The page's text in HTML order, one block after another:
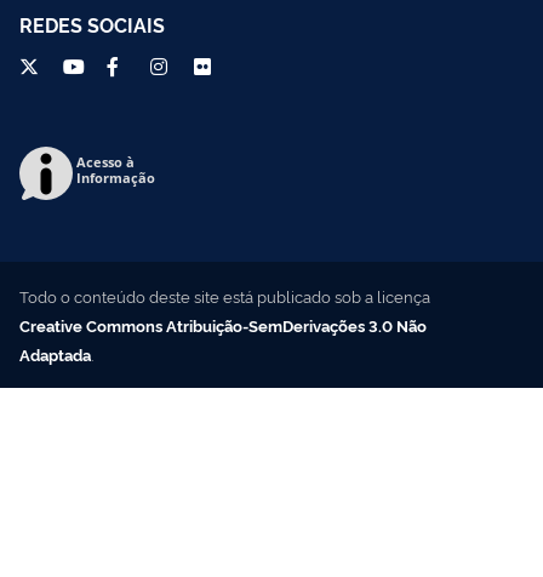
REDES SOCIAIS
Acesso à
Informação
Todo o conteúdo deste site está publicado sob a licença
Creative Commons Atribuição-SemDerivações 3.0 Não
Adaptada